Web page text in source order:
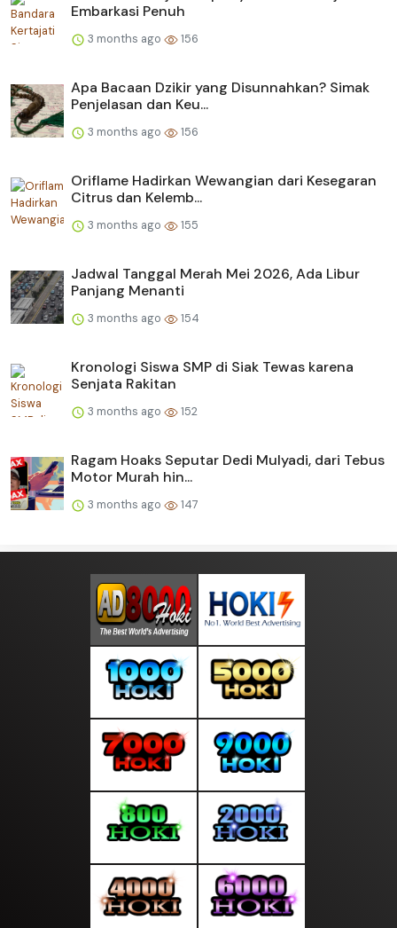
Embarkasi Penuh
3 months ago 156
Apa Bacaan Dzikir yang Disunnahkan? Simak
Penjelasan dan Keu...
3 months ago 156
Oriflame Hadirkan Wewangian dari Kesegaran
Citrus dan Kelemb...
3 months ago 155
Jadwal Tanggal Merah Mei 2026, Ada Libur
Panjang Menanti
3 months ago 154
Kronologi Siswa SMP di Siak Tewas karena
Senjata Rakitan
3 months ago 152
Ragam Hoaks Seputar Dedi Mulyadi, dari Tebus
Motor Murah hin...
3 months ago 147